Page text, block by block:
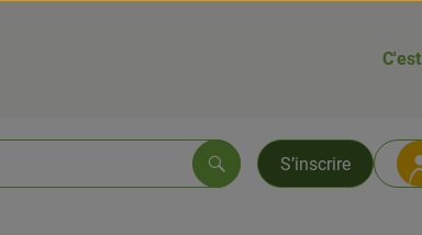
S’inscrire
Rechercher